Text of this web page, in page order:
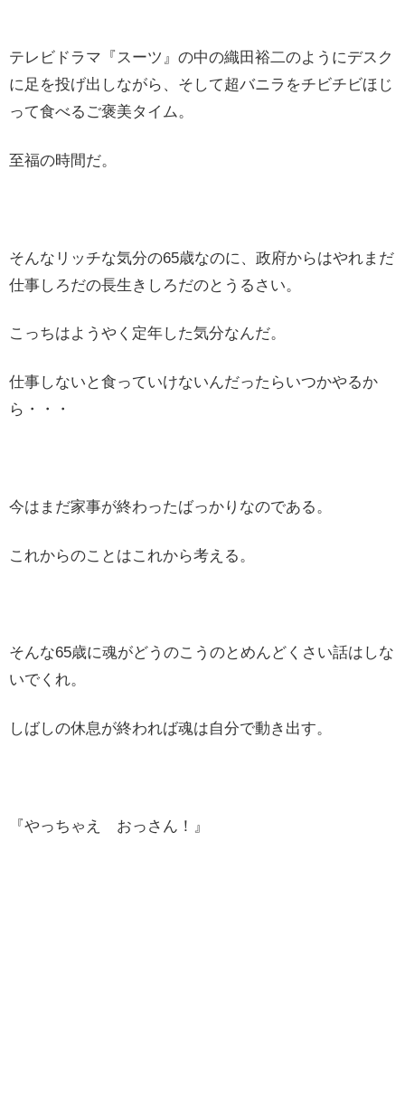
テレビドラマ『スーツ』の中の織田裕二のようにデスク
に足を投げ出しながら、そして超バニラをチビチビほじ
って食べるご褒美タイム。
至福の時間だ。
そんなリッチな気分の65歳なのに、政府からはやれまだ
仕事しろだの長生きしろだのとうるさい。
こっちはようやく定年した気分なんだ。
仕事しないと食っていけないんだったらいつかやるか
ら・・・
今はまだ家事が終わったばっかりなのである。
これからのことはこれから考える。
そんな65歳に魂がどうのこうのとめんどくさい話はしな
いでくれ。
しばしの休息が終われば魂は自分で動き出す。
『やっちゃえ おっさん！』